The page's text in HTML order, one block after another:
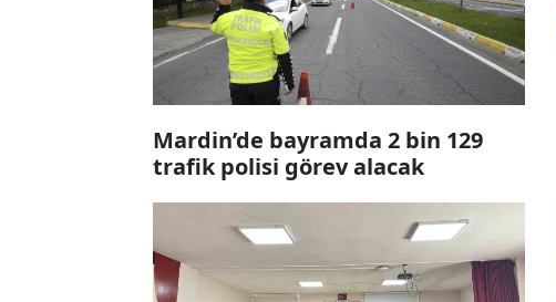
Mardin’de bayramda 2 bin 129
trafik polisi görev alacak